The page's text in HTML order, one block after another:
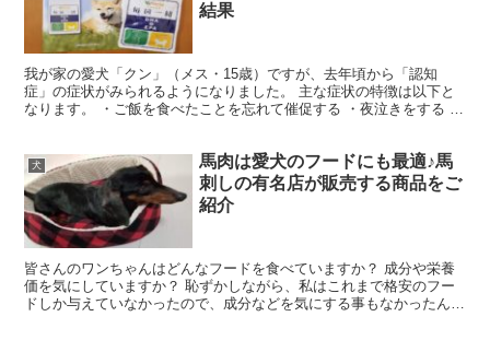
結果
我が家の愛犬「クン」（メス・15歳）ですが、去年頃から「認知
症」の症状がみられるようになりました。 主な症状の特徴は以下と
なります。 ・ご飯を食べたことを忘れて催促する ・夜泣きをする ・
犬
馬肉は愛犬のフードにも最適♪馬
刺しの有名店が販売する商品をご
紹介
皆さんのワンちゃんはどんなフードを食べていますか？ 成分や栄養
価を気にしていますか？ 恥ずかしながら、私はこれまで格安のフー
ドしか与えていなかったので、成分などを気にする事もなかったんで